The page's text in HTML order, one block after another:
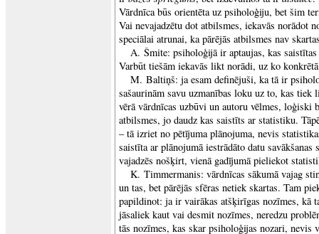
Vārdnīca būs orientēta uz psiholoģiju, bet šim
Vai nevajadzētu dot atbilsmes, iekavās norādot
speciālai atrunai, ka pārējās atbilsmes nav
A. Šmite: psiholoģijā ir aptaujas, kas
Varbūt tiešām iekavās likt norādi, uz ko
M. Baltiņš: ja esam definējuši, ka tā ir
sašaurinām savu uzmanības loku uz to, kas
vērā vārdnīcas uzbūvi un autoru vēlmes, loģiski
atbilsmes, jo daudz kas saistīts ar statistiku.
– tā izriet no pētījuma plānojuma, nevis
saistīta ar plānojumā iestrādāto datu
vajadzēs nošķirt, vienā gadījumā pieliekot
K. Timmermanis: vārdnīcas sākumā vajag
un tas, bet pārējās sfēras netiek skartas. Tam
papildinot: ja ir vairākas atšķirīgas nozīmes, kā
jāsaliek kaut vai desmit nozīmes, neredzu
tās nozīmes, kas skar psiholoģijas nozari, nevis